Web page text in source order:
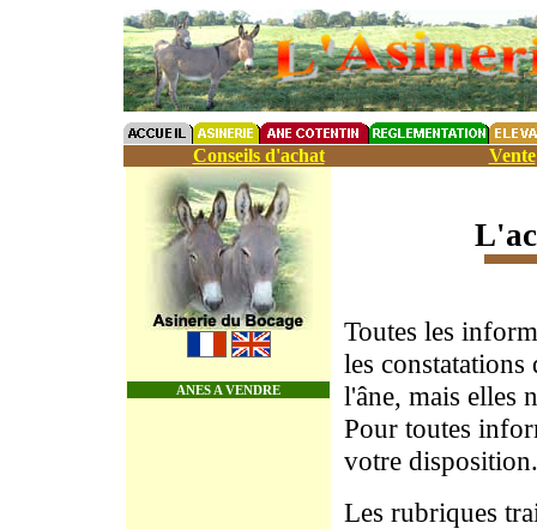
Conseils d'achat Vente
ANES A VENDRE
Toutes les
les constatations
l'âne, mais elles
Pour toutes
votre disposition.
Les rubriques